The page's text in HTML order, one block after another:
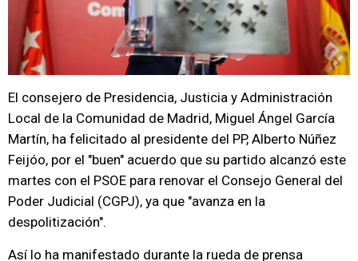
El consejero de Presidencia, Justicia y Administración
Local de la Comunidad de Madrid, Miguel Ángel García
Martín, ha felicitado al presidente del PP, Alberto Núñez
Feijóo, por el "buen" acuerdo que su partido alcanzó este
martes con el PSOE para renovar el Consejo General del
Poder Judicial (CGPJ), ya que "avanza en la
despolitización".
Así lo ha manifestado durante la rueda de prensa